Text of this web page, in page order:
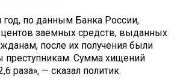
по данным Банка России,
заемных средств, выданных
после их получения были
преступникам. Сумма хищений
раза», — сказал политик.